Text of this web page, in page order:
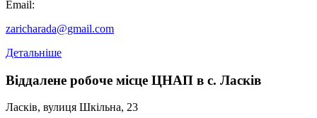
Email:
zaricharada@gmail.com
Детальніше
Віддалене робоче місце ЦНАП в с. Ласків
Ласків, вулиця Шкільна, 23